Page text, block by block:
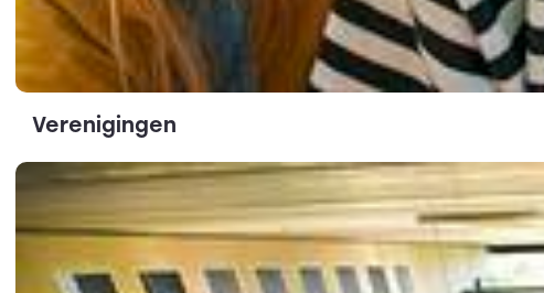
Verenigingen